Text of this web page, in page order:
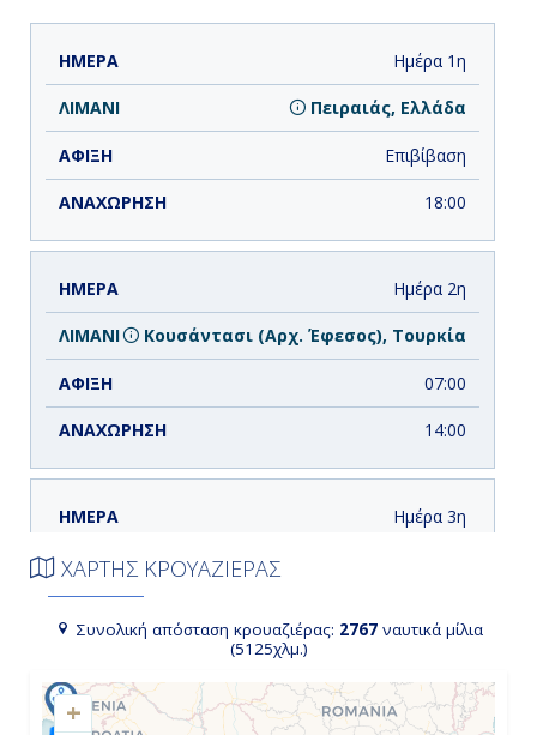
ΗΜΕΡΑ ΑΝΑΧΩΡΗΣΗ
Ημέρα 1η
Πειραιάς, Ελλάδα
Επιβίβαση
18:00
Ημέρα 2η
Κουσάντασι (Αρχ. Έφεσος), Τουρκία
07:00
14:00
Ημέρα 3η
Κωνσταντινούπολη, Τουρκία
ΧΑΡΤΗΣ ΚΡΟΥΑΖΙΕΡΑΣ
Συνολική απόσταση κρουαζιέρας: 2767ναυτικά μίλια
(5125χλμ.)
+